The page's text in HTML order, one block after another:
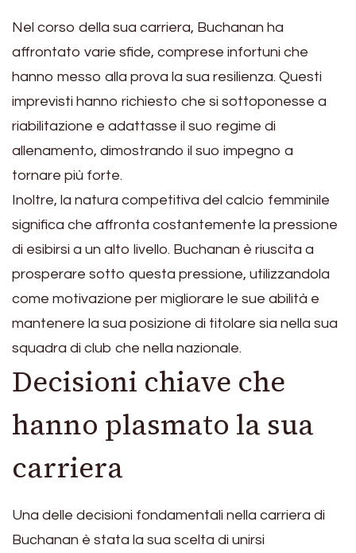
Nel corso della sua carriera, Buchanan ha
affrontato varie sfide, comprese infortuni che
hanno messo alla prova la sua resilienza. Questi
imprevisti hanno richiesto che si sottoponesse a
riabilitazione e adattasse il suo regime di
allenamento, dimostrando il suo impegno a
tornare più forte.
Inoltre, la natura competitiva del calcio femminile
significa che affronta costantemente la pressione
di esibirsi a un alto livello. Buchanan è riuscita a
prosperare sotto questa pressione, utilizzandola
come motivazione per migliorare le sue abilità e
mantenere la sua posizione di titolare sia nella sua
squadra di club che nella nazionale.
Decisioni chiave che
hanno plasmato la sua
carriera
Una delle decisioni fondamentali nella carriera di
Buchanan è stata la sua scelta di unirsi